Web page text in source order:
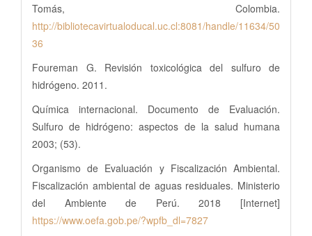
Tomás, Colombia.
http://bibliotecavirtualoducal.uc.cl:8081/handle/11634/50
36
Foureman G. Revisión toxicológica del sulfuro de
hidrógeno. 2011.
Química internacional. Documento de Evaluación.
Sulfuro de hidrógeno: aspectos de la salud humana
2003; (53).
Organismo de Evaluación y Fiscalización Ambiental.
Fiscalización ambiental de aguas residuales. Ministerio
del Ambiente de Perú. 2018 [Internet]
https://www.oefa.gob.pe/?wpfb_dl=7827